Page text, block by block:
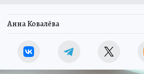
Анна Ковалёва